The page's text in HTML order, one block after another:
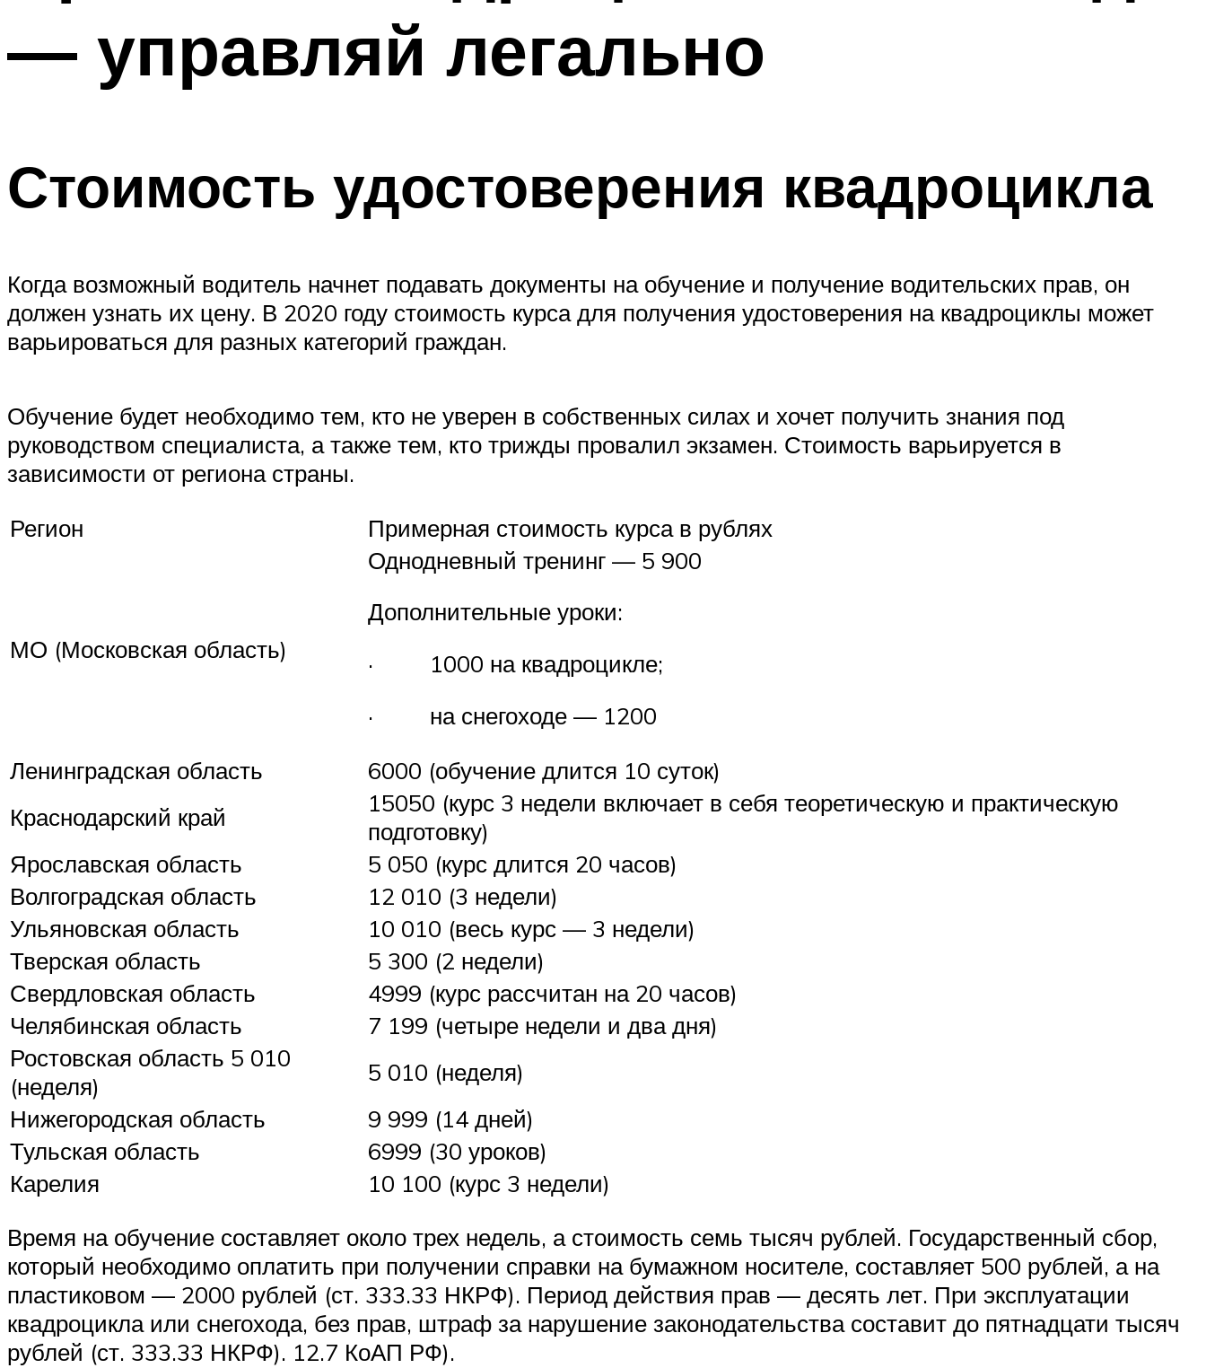
— управляй легально
Стоимость удостоверения квадроцикла
Когда возможный водитель начнет подавать документы на обучение и получение водительских прав, он
должен узнать их цену. В 2020 году стоимость курса для получения удостоверения на квадроциклы может
варьироваться для разных категорий граждан.
Обучение будет необходимо тем, кто не уверен в собственных силах и хочет получить знания под
руководством специалиста, а также тем, кто трижды провалил экзамен. Стоимость варьируется в
зависимости от региона страны.
Регион
Примерная стоимость курса в рублях
МО (Московская область)
Однодневный тренинг — 5 900
Дополнительные уроки:
· 1000 на квадроцикле;
· на снегоходе — 1200
Ленинградская область
6000 (обучение длится 10 суток)
Краснодарский край
15050 (курс 3 недели включает в себя теоретическую и практическую
подготовку)
Ярославская область
5 050 (курс длится 20 часов)
Волгоградская область
12 010 (3 недели)
Ульяновская область
10 010 (весь курс — 3 недели)
Тверская область
5 300 (2 недели)
Свердловская область
4999 (курс рассчитан на 20 часов)
Челябинская область
7 199 (четыре недели и два дня)
Ростовская область 5 010
(неделя)
5 010 (неделя)
Нижегородская область
9 999 (14 дней)
Тульская область
6999 (30 уроков)
Карелия
10 100 (курс 3 недели)
Время на обучение составляет около трех недель, а стоимость семь тысяч рублей. Государственный сбор,
который необходимо оплатить при получении справки на бумажном носителе, составляет 500 рублей, а на
пластиковом — 2000 рублей (ст. 333.33 НКРФ). Период действия прав — десять лет. При эксплуатации
квадроцикла или снегохода, без прав, штраф за нарушение законодательства составит до пятнадцати тысяч
рублей (ст. 333.33 НКРФ). 12.7 КоАП РФ).